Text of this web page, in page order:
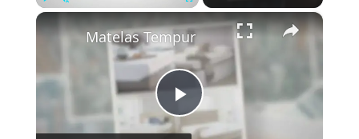
×
P
Matelas Tempur